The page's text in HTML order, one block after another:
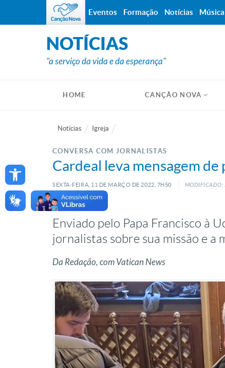
Open toolbar
NOTÍCIAS
"a serviço da vida e da esperança"
HOME CANÇÃO NOVA
Notícias Igreja
CONVERSA COM JORNALISTAS
Cardeal leva mensagem de
SEXTA-FEIRA, 11 DE MARÇO DE 2022, 7H50 MODIFICADO:
Enviado pelo Papa Francisco à
jornalistas sobre sua missão e a
Da Redação, com Vatican News
Eventos Formação Notícias Música